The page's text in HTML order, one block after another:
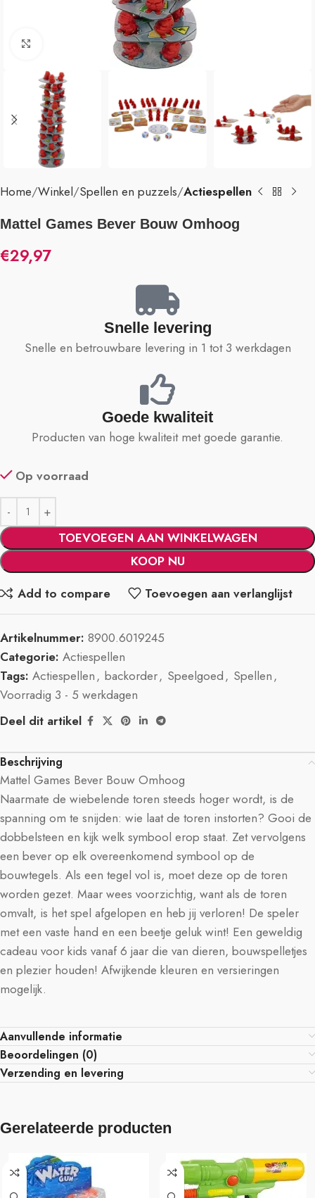
Klik om te vergroten
Home Winkel Spellen en puzzels Actiespellen
Mattel Games Bever Bouw Omhoog
€29,97
Snelle levering
Snelle en betrouwbare levering in 1 tot 3 werkdagen
Goede kwaliteit
Producten van hoge kwaliteit met goede garantie.
Op voorraad
TOEVOEGEN AAN WINKELWAGEN
KOOP NU
Add to compare
Toevoegen aan verlanglijst
Artikelnummer: 8900.6019245
Categorie: Actiespellen
Tags: Actiespellen, backorder, Speelgoed, Spellen,
Voorradig 3 - 5 werkdagen
Deel dit artikel
Beschrijving
Mattel Games Bever Bouw Omhoog
Naarmate de wiebelende toren steeds hoger wordt, is de
spanning om te snijden: wie laat de toren instorten? Gooi de
dobbelsteen en kijk welk symbool erop staat. Zet vervolgens
een bever op elk overeenkomend symbool op de
bouwtegels. Als een tegel vol is, moet deze op de toren
worden gezet. Maar wees voorzichtig, want als de toren
omvalt, is het spel afgelopen en heb jij verloren! De speler
met een vaste hand en een beetje geluk wint! Een geweldig
cadeau voor kids vanaf 6 jaar die van dieren, bouwspelletjes
en plezier houden! Afwijkende kleuren en versieringen
mogelijk.
Aanvullende informatie
Beoordelingen (0)
Verzending en levering
Gerelateerde producten